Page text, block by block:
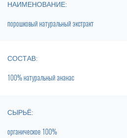
НАИМЕНОВАНИЕ:
порошковый натуральный экстракт
СОСТАВ:
100% натуральный ананас
СЫРЬЁ:
органическое 100%